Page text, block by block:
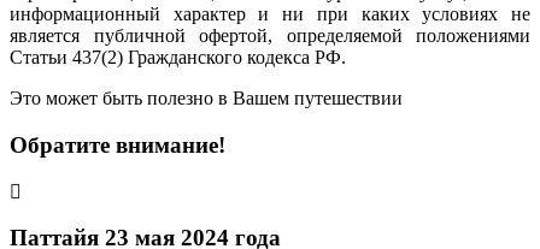
информационный характер и ни при каких условиях не
является публичной офертой, определяемой положениями
Статьи 437(2) Гражданского кодекса РФ.
Это может быть полезно в Вашем путешествии
Обратите внимание!
Паттайя 23 мая 2024 года